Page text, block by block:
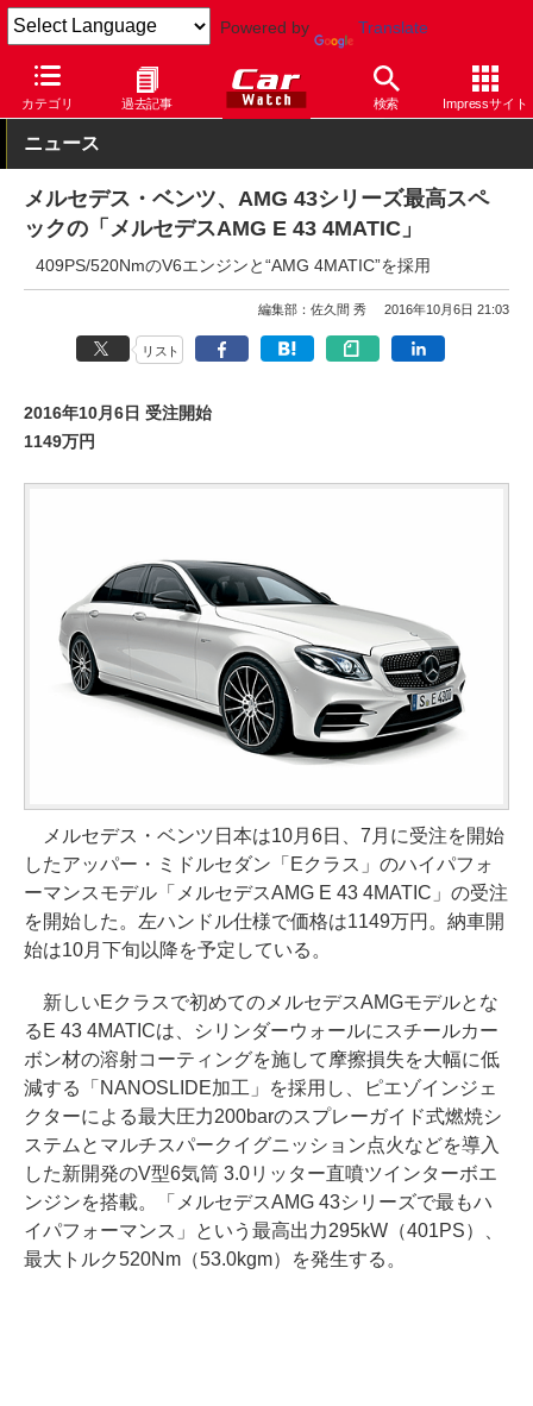
Powered by Translate
カテゴリ 過去記事 検索 Impressサイト
Car Watch 自動車 メルセデス・ベンツ
ニュース
メルセデス・ベンツ、AMG 43シリーズ最高スペ
ックの「メルセデスAMG E 43 4MATIC」
409PS/520NmのV6エンジンと“AMG 4MATIC”を採用
編集部：佐久間 秀 2016年10月6日 21:03
リスト
2016年10月6日 受注開始
1149万円
メルセデス・ベンツ日本は10月6日、7月に受注を開始
したアッパー・ミドルセダン「Eクラス」のハイパフォ
ーマンスモデル「メルセデスAMG E 43 4MATIC」の受注
を開始した。左ハンドル仕様で価格は1149万円。納車開
始は10月下旬以降を予定している。
新しいEクラスで初めてのメルセデスAMGモデルとな
るE 43 4MATICは、シリンダーウォールにスチールカー
ボン材の溶射コーティングを施して摩擦損失を大幅に低
減する「NANOSLIDE加工」を採用し、ピエゾインジェ
クターによる最大圧力200barのスプレーガイド式燃焼シ
ステムとマルチスパークイグニッション点火などを導入
した新開発のV型6気筒 3.0リッター直噴ツインターボエ
ンジンを搭載。「メルセデスAMG 43シリーズで最もハ
イパフォーマンス」という最高出力295kW（401PS）、
最大トルク520Nm（53.0kgm）を発生する。